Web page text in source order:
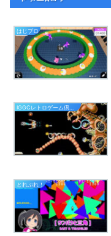
はじプロ
IGGCレトロゲーム倶楽部
とれぷれ！